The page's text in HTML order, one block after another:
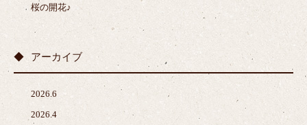
桜の開花♪
アーカイブ
2026.6
2026.4